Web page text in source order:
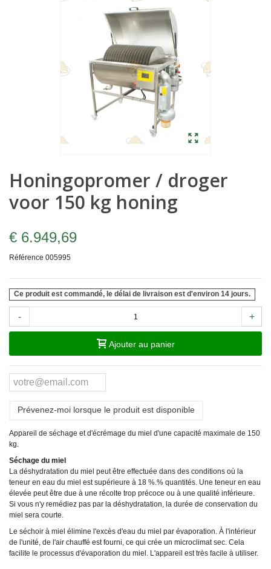
Honingopromer / droger
voor 150 kg honing
€ 6.949,69
Référence 005995
Ce produit est commandé, le délai de livraison est d'environ 14 jours.
- +
Ajouter au panier
Prévenez-moi lorsque le produit est disponible
Appareil de séchage et d'écrémage du miel d'une capacité maximale de 150
kg.
Séchage du miel
La déshydratation du miel peut être effectuée dans des conditions où la
teneur en eau du miel est supérieure à 18 %.% quantités. Une teneur en eau
élevée peut être due à une récolte trop précoce ou à une qualité inférieure.
Si vous n'y remédiez pas par la déshydratation, la durée de conservation du
miel sera courte.
Le séchoir à miel élimine l'excès d'eau du miel par évaporation. À l'intérieur
de l'unité, de l'air chauffé est fourni, ce qui crée un microclimat sec. Cela
facilite le processus d'évaporation du miel. L'appareil est très facile à utiliser.